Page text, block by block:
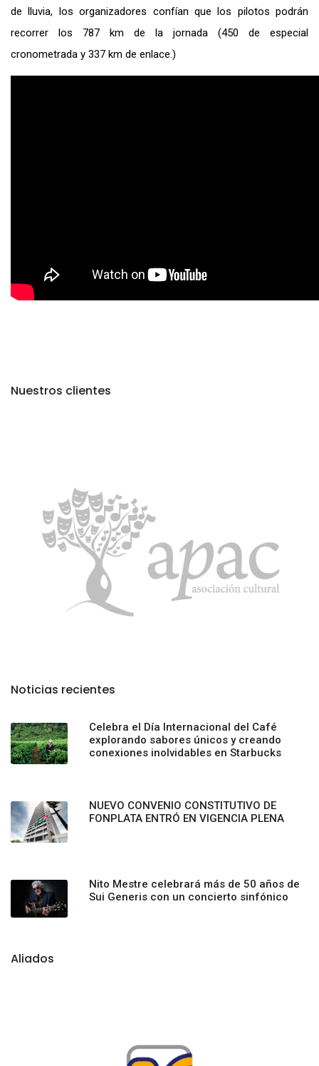
de lluvia, los organizadores confían que los pilotos podrán
recorrer los 787 km de la jornada (450 de especial
cronometrada y 337 km de enlace.)
Nuestros clientes
Noticias recientes
Celebra el Día Internacional del Café
explorando sabores únicos y creando
conexiones inolvidables en Starbucks
NUEVO CONVENIO CONSTITUTIVO DE
FONPLATA ENTRÓ EN VIGENCIA PLENA
Nito Mestre celebrará más de 50 años de
Sui Generis con un concierto sinfónico
Aliados